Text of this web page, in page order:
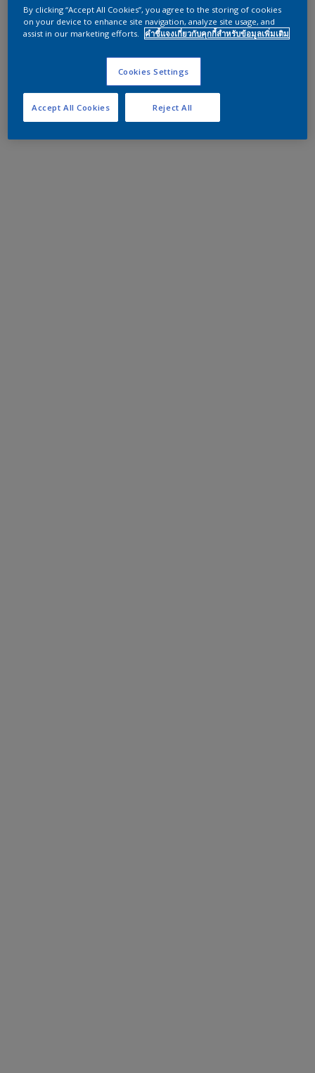
By clicking “Accept All Cookies”, you agree to the storing of cookies
on your device to enhance site navigation, analyze site usage, and
assist in our marketing efforts.
คำชี้แจงเกี่ยวกับคุกกี้สำหรับข้อมูลเพิ่มเติม
Cookies Settings
Reject All
Accept All Cookies